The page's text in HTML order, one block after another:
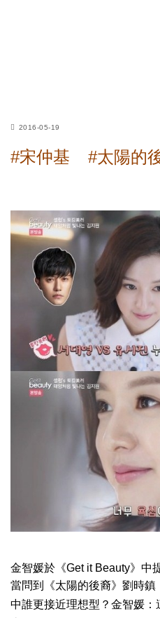
2016-05-19
#宋仲基 #太陽的
金智媛於 《Get it Beauty》中
當問到《太陽的後裔》劉時鎮
中誰更接近理想型？金智媛